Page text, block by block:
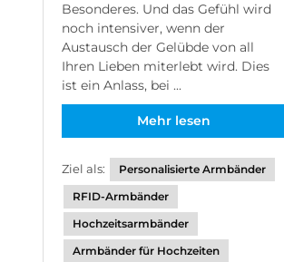
Besonderes. Und das Gefühl wird
noch intensiver, wenn der
Austausch der Gelübde von all
Ihren Lieben miterlebt wird. Dies
ist ein Anlass, bei ...
Mehr lesen
Ziel als:
Personalisierte Armbänder
RFID-Armbänder
Hochzeitsarmbänder
Armbänder für Hochzeiten